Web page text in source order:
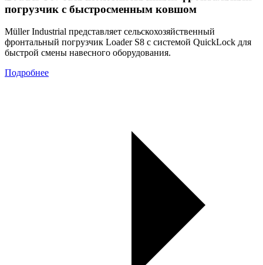
погрузчик с быстросменным ковшом
Müller Industrial представляет сельскохозяйственный
фронтальный погрузчик Loader S8 с системой QuickLock для
быстрой смены навесного оборудования.
Подробнее